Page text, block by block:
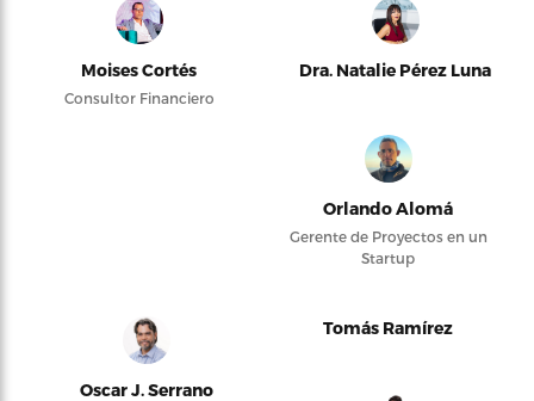
Moises Cortés
Consultor Financiero
Dra. Natalie Pérez Luna
Orlando Alomá
Gerente de Proyectos en un
Startup
Oscar J. Serrano
Tomás Ramírez